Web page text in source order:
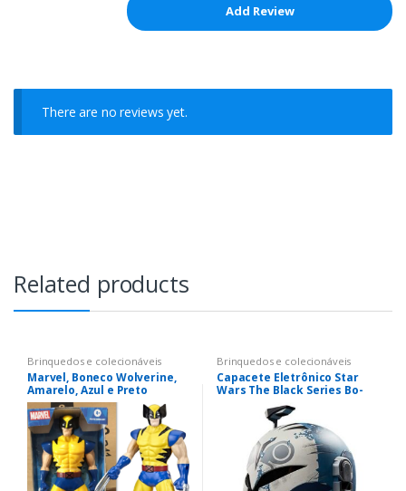
There are no reviews yet.
Related products
Brinquedos e colecionáveis
Marvel, Boneco Wolverine,
Amarelo, Azul e Preto
Brinquedos e colecionáveis
Capacete Eletrônico Star
Wars The Black Series Bo-
Katan Kryze – F3909 –